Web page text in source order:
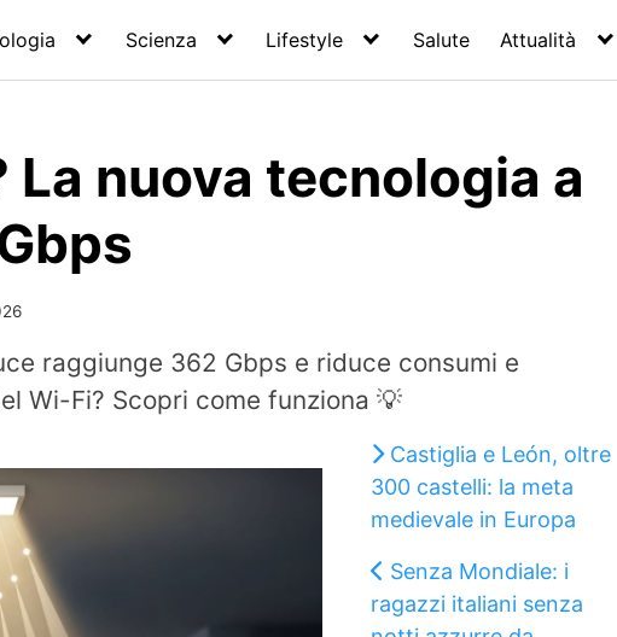
Scienza Lifestyle Salute Attualità
nuova tecnologia a
raggiunge 362 Gbps e riduce consumi e
Wi-Fi? Scopri come funziona 💡
Castiglia e León, oltre
300 castelli: la meta
medievale in Europa
Senza Mondiale: i
ragazzi italiani senza